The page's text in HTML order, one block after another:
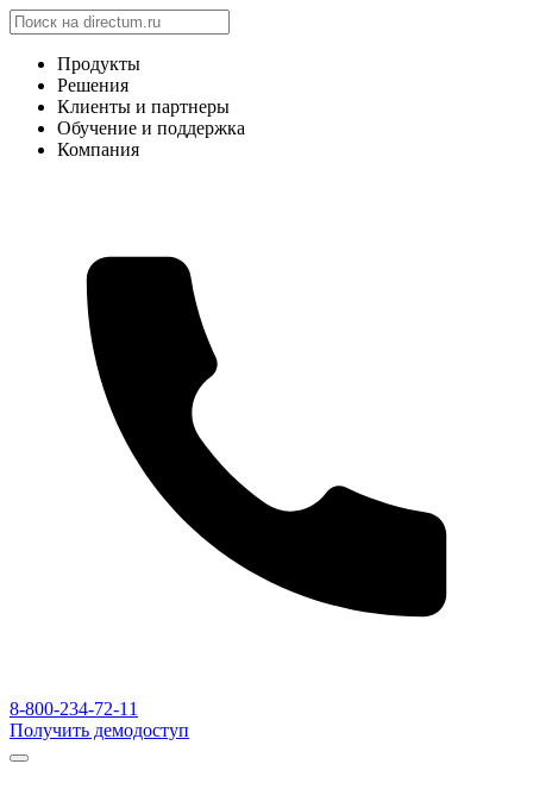
Продукты
Решения
Клиенты и партнеры
Обучение и поддержка
Компания
8-800-234-72-11
Получить демодоступ